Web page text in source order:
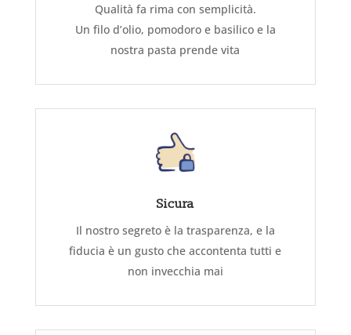
Qualità fa rima con semplicità.
Un filo d’olio, pomodoro e basilico e la
nostra pasta prende vita
Sicura
Il nostro segreto è la trasparenza, e la
fiducia è un gusto che accontenta tutti e
non invecchia mai